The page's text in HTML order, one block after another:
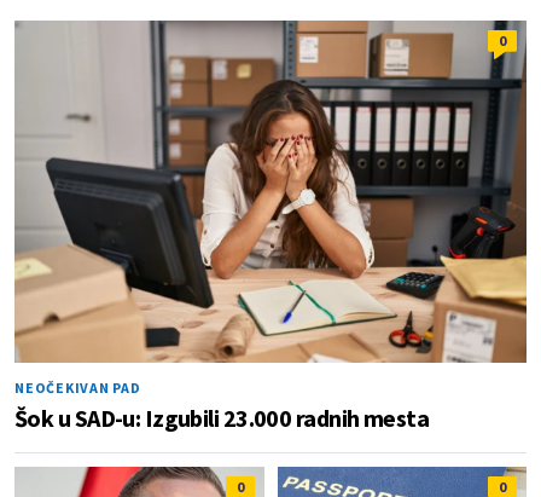
0
NEOČEKIVAN PAD
Šok u SAD-u: Izgubili 23.000 radnih mesta
0 0